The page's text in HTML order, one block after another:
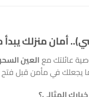
عائلتك معالعين
يجعلك في مأمن قبل فتح